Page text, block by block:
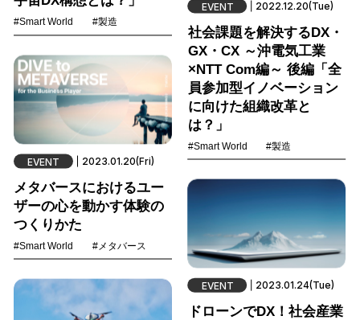
#Smart World #製造
EVENT 2022.12.20(Tue)
社会課題を解決するDX・
GX・CX ～沖電気工業
×NTT Com編～ 後編「全
員参加型イノベーション
に向けた組織改革と
は？」
#Smart World #製造
EVENT 2023.01.20(Fri)
メタバースにおけるユー
ザーの心を動かす体験の
つくりかた
#Smart World #メタバース
EVENT 2023.01.24(Tue)
ドローンでDX！社会産業